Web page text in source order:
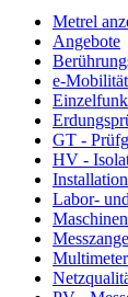
Metrel
Angebote
e-Mobilität
GT -
HV -
Labor-
Multimeter